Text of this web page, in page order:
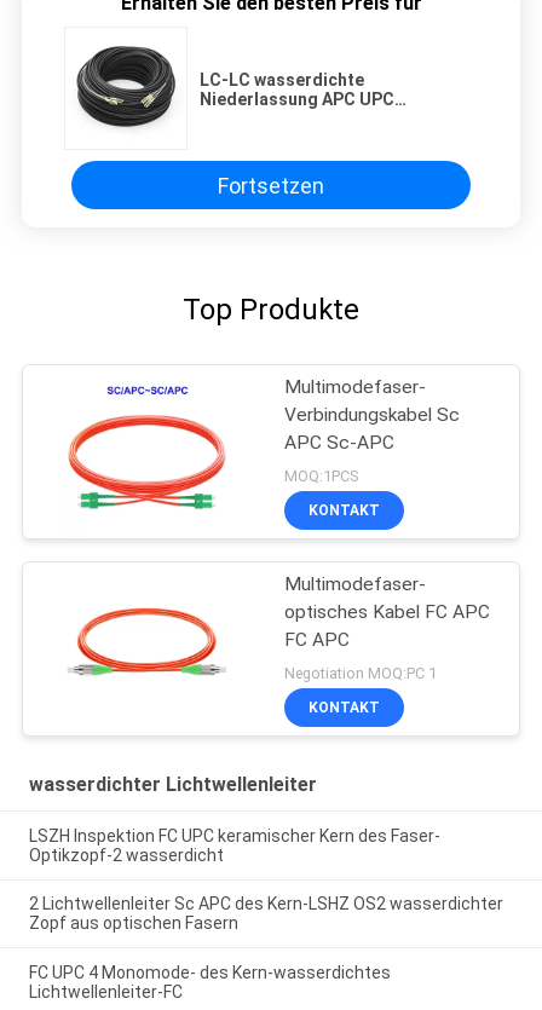
LC-LC wasserdichte
Niederlassung APC UPC
Fortsetzen
Top Produkte
Multimodefaser-
Verbindungskabel Sc
APC Sc-APC
MOQ:1PCS
KONTAKT
Multimodefaser-
optisches Kabel FC APC
FC APC
Negotiation MOQ:PC 1
KONTAKT
wasserdichter Lichtwellenleiter
LSZH Inspektion FC UPC keramischer Kern des Faser-
Optikzopf-2 wasserdicht
2 Lichtwellenleiter Sc APC des Kern-LSHZ OS2 wasserdichter
Zopf aus optischen Fasern
FC UPC 4 Monomode- des Kern-wasserdichtes
Lichtwellenleiter-FC